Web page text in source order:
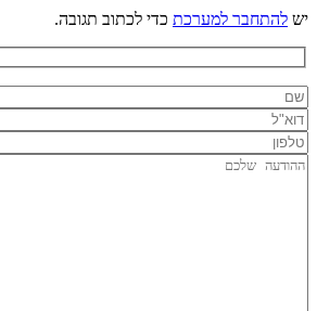
יש להתחבר למערכת כדי לכתוב תגובה.